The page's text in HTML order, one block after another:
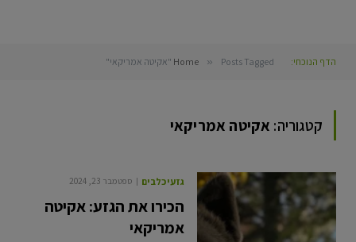
הדף הנוכחי: Home » Posts Tagged "אקיטה אמריקאי"
קטגוריה: אקיטה אמריקאי
גזעי כלבים ספטמבר 23, 2024
הכירו את הגזע: אקיטה
אמריקאי